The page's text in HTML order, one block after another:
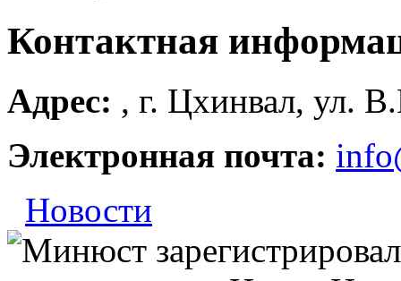
Контактная
Адрес: , г. Цхинвал, ул.
Электронная почта:
Новости